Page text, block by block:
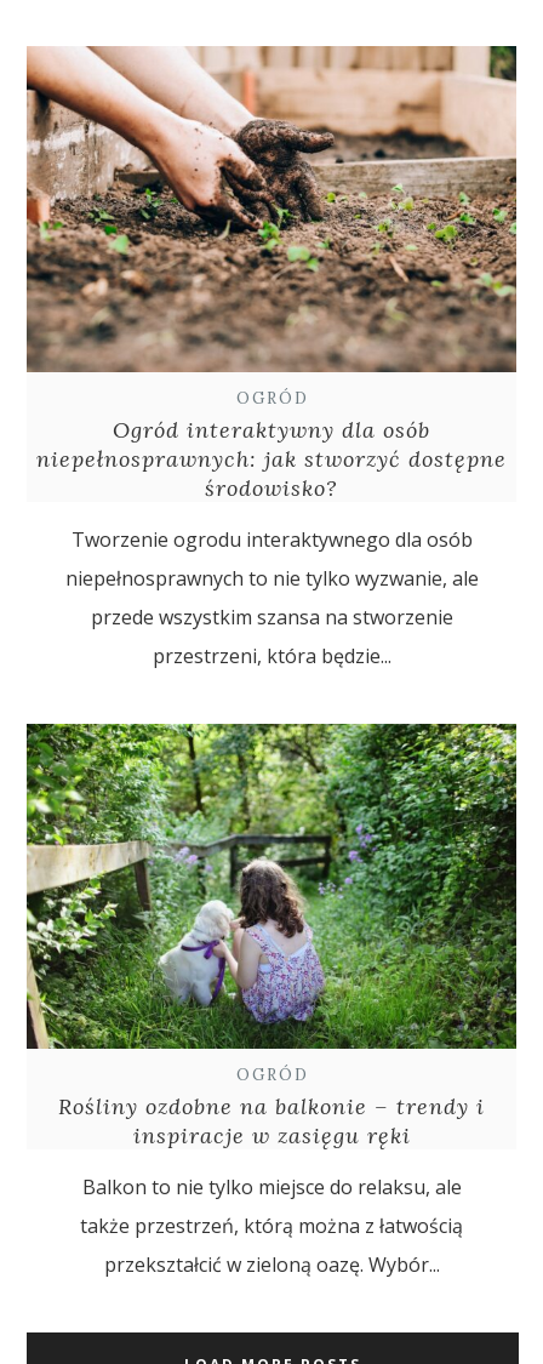
OGRÓD
Ogród interaktywny dla osób
niepełnosprawnych: jak stworzyć dostępne
środowisko?
Tworzenie ogrodu interaktywnego dla osób
niepełnosprawnych to nie tylko wyzwanie, ale
przede wszystkim szansa na stworzenie
przestrzeni, która będzie...
OGRÓD
Rośliny ozdobne na balkonie – trendy i
inspiracje w zasięgu ręki
Balkon to nie tylko miejsce do relaksu, ale
także przestrzeń, którą można z łatwością
przekształcić w zieloną oazę. Wybór...